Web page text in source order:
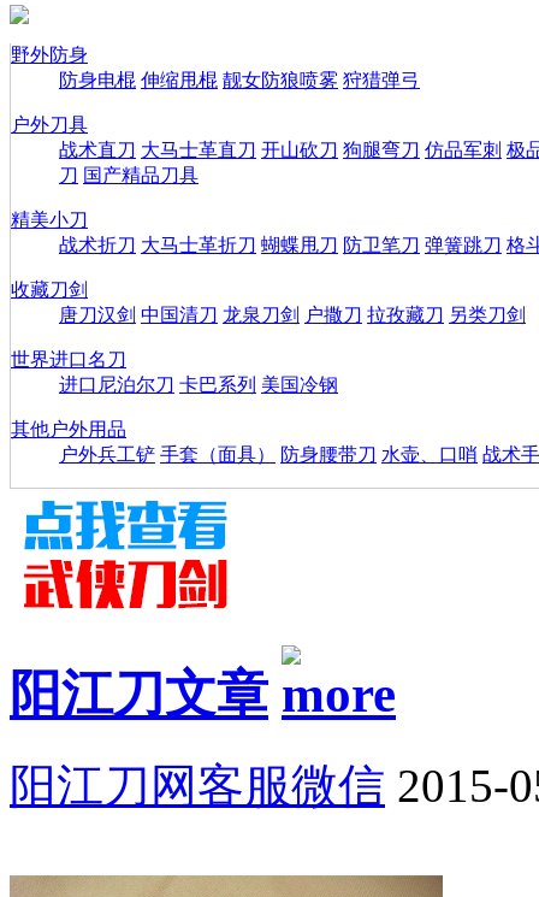
野外防身
防身电棍 伸缩甩棍 靓女防狼喷雾 狩猎弹弓
户外刀具
战术直刀 大马士革直刀 开山砍刀 狗腿弯刀 仿品军刺 极
刀 国产精品刀具
精美小刀
战术折刀 大马士革折刀 蝴蝶甩刀 防卫笔刀 弹簧跳刀 格
收藏刀剑
唐刀汉剑 中国清刀 龙泉刀剑 户撒刀 拉孜藏刀 另类刀剑
世界进口名刀
进口尼泊尔刀 卡巴系列 美国冷钢
其他户外用品
户外兵工铲 手套（面具） 防身腰带刀 水壶、口哨 战术
阳江刀文章
阳江刀网客服微信 2015-